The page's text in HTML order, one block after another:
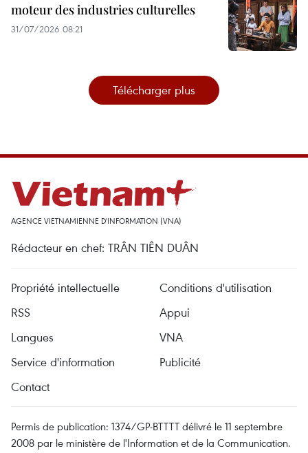
moteur des industries culturelles
31/07/2026 08:21
Télécharger plus
AGENCE VIETNAMIENNE D'INFORMATION (VNA)
Rédacteur en chef: TRÂN TIÊN DUÂN
Propriété intellectuelle
Conditions d'utilisation
RSS
Appui
Langues
VNA
Service d'information
Publicité
Contact
Permis de publication: 1374/GP-BTTTT délivré le 11 septembre
2008 par le ministère de l'Information et de la Communication.